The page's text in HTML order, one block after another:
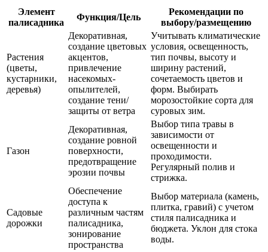
Элемент
палисадника
Функция/Цель
Рекомендации по
выбору/размещению
Растения
(цветы,
кустарники,
деревья)
Декоративная,
создание цветовых
акцентов,
привлечение
насекомых-
опылителей,
создание тени/
защиты от ветра
Учитывать климатические
условия, освещенность,
тип почвы, высоту и
ширину растений,
сочетаемость цветов и
форм. Выбирать
морозостойкие сорта для
суровых зим.
Газон
Декоративная,
создание ровной
поверхности,
предотвращение
эрозии почвы
Выбор типа травы в
зависимости от
освещенности и
проходимости.
Регулярный полив и
стрижка.
Садовые
дорожки
Обеспечение
доступа к
различным частям
палисадника,
зонирование
пространства
Выбор материала (камень,
плитка, гравий) с учетом
стиля палисадника и
бюджета. Уклон для стока
воды.